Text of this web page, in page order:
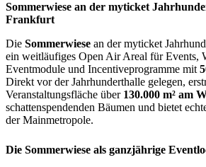
Sommerwiese an der myticket
Frankfurt
Die Sommerwiese an der myticket
ein weitläufiges Open Air Areal für Events,
Eventmodule und Incentiveprogramme mit
Direkt vor der Jahrhunderthalle gelegen,
Veranstaltungsfläche über 130.000 m² am
schattenspendenden Bäumen und bietet
der Mainmetropole.
Die Sommerwiese als ganzjährige